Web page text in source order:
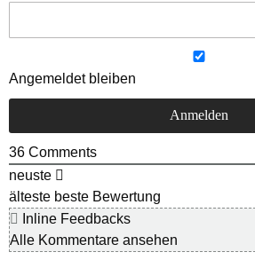
Angemeldet bleiben
36 Comments
neuste
älteste beste Bewertung
Inline Feedbacks
Alle Kommentare ansehen